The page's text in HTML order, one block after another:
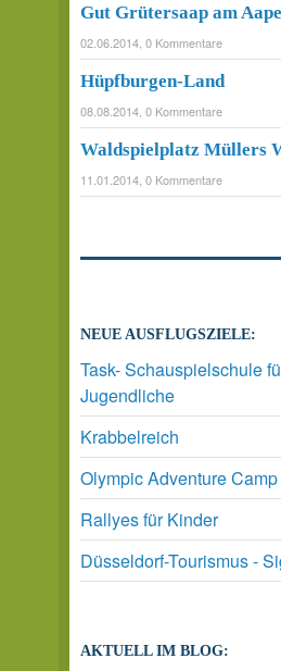
Gut Grütersaap am
02.06.2014, 0 Kommentare
Hüpfburgen-Land
08.08.2014, 0 Kommentare
Waldspielplatz Müllers
11.01.2014, 0 Kommentare
NEUE AUSFLUGSZIELE:
Task- Schauspielschule
Jugendliche
Krabbelreich
Olympic Adventure Camp
Rallyes für Kinder
Düsseldorf-Tourismus -
AKTUELL IM BLOG: